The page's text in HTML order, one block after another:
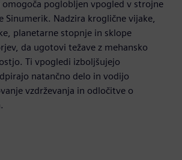
poglobljen vpogled v strojne
Sinumerik. Nadzira kroglične vijake,
planetarne stopnje in sklope
da ugotovi težave z mehansko
Ti vpogledi izboljšujejo
natančno delo in vodijo
vzdrževanja in odločitve o